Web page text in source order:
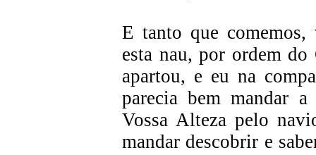
E tanto que
esta nau, por ordem
apartou, e eu na
parecia bem mandar
Vossa Alteza pelo
mandar descobrir e